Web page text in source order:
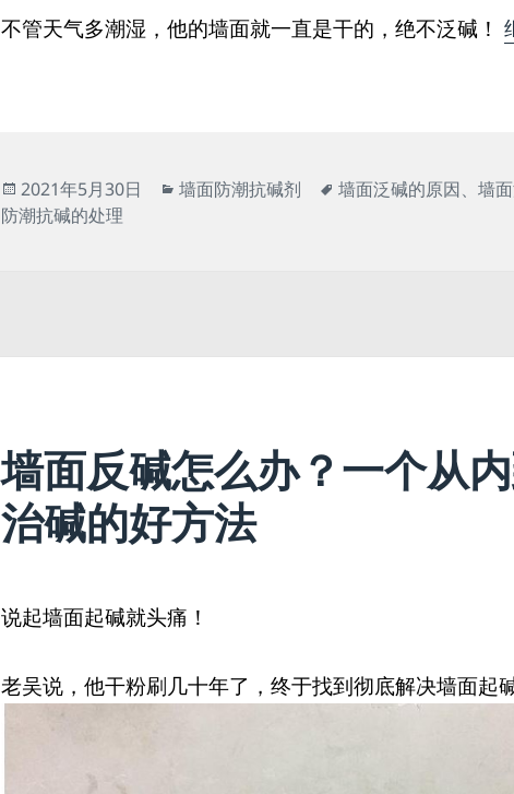
不管天气多潮湿，他的墙面就一直是干的，绝不泛碱！
发
布
2021年5月30日
分
墙面防潮抗碱剂
标
墙面泛碱的原因、墙
防潮抗碱的处理
墙面反碱怎么办？一个从
治碱的好方法
说起墙面起碱就头痛！
老吴说，他干粉刷几十年了，终于找到彻底解决墙面起